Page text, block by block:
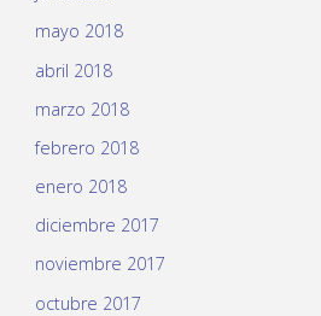
mayo 2018
abril 2018
marzo 2018
febrero 2018
enero 2018
diciembre 2017
noviembre 2017
octubre 2017